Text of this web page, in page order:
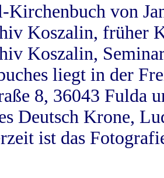
Kirchenbuch von
Koszalin, früher
Koszalin,
liegt in der
8, 36043 Fulda
Deutsch Krone,
ist das